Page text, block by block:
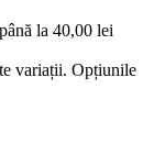
la 40,00 lei
variații. Opțiunile